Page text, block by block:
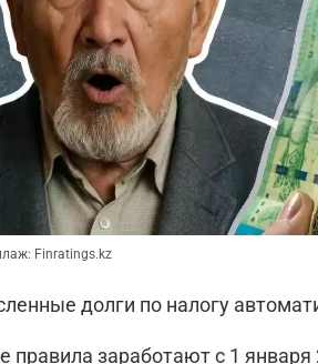
Finratings.kz
долги по налогу
правила заработают с 1